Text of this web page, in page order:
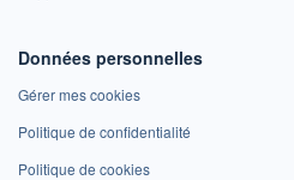
Données personnelles
Gérer mes cookies
Politique de confidentialité
Politique de cookies